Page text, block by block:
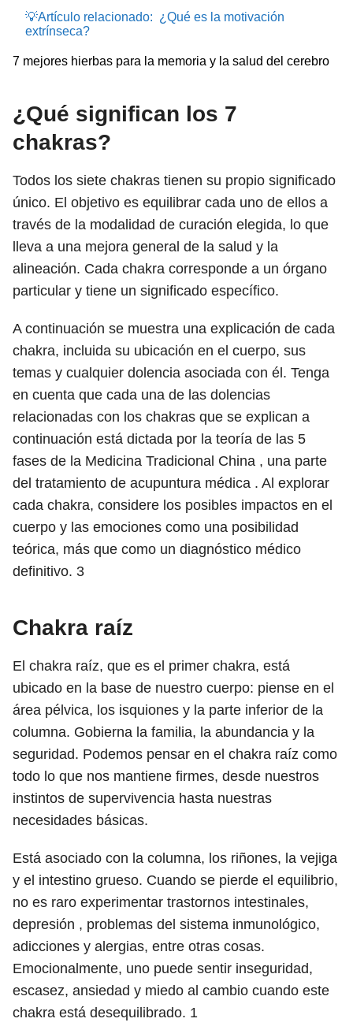
💡Artículo relacionado: ¿Qué es la motivación
extrínseca?
7 mejores hierbas para la memoria y la salud del cerebro
¿Qué significan los 7
chakras?
Todos los siete chakras tienen su propio significado
único. El objetivo es equilibrar cada uno de ellos a
través de la modalidad de curación elegida, lo que
lleva a una mejora general de la salud y la
alineación. Cada chakra corresponde a un órgano
particular y tiene un significado específico.
A continuación se muestra una explicación de cada
chakra, incluida su ubicación en el cuerpo, sus
temas y cualquier dolencia asociada con él. Tenga
en cuenta que cada una de las dolencias
relacionadas con los chakras que se explican a
continuación está dictada por la teoría de las 5
fases de la Medicina Tradicional China , una parte
del tratamiento de acupuntura médica . Al explorar
cada chakra, considere los posibles impactos en el
cuerpo y las emociones como una posibilidad
teórica, más que como un diagnóstico médico
definitivo. 3
Chakra raíz
El chakra raíz, que es el primer chakra, está
ubicado en la base de nuestro cuerpo: piense en el
área pélvica, los isquiones y la parte inferior de la
columna. Gobierna la familia, la abundancia y la
seguridad. Podemos pensar en el chakra raíz como
todo lo que nos mantiene firmes, desde nuestros
instintos de supervivencia hasta nuestras
necesidades básicas.
Está asociado con la columna, los riñones, la vejiga
y el intestino grueso. Cuando se pierde el equilibrio,
no es raro experimentar trastornos intestinales,
depresión , problemas del sistema inmunológico,
adicciones y alergias, entre otras cosas.
Emocionalmente, uno puede sentir inseguridad,
escasez, ansiedad y miedo al cambio cuando este
chakra está desequilibrado. 1